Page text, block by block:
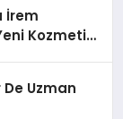
İrem
Kozmetik
Uzman